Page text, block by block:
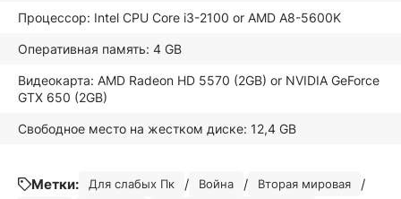
Процессор: Intel CPU Core i3-2100 or AMD A8-5600K
Оперативная память: 4 GB
Видеокарта: AMD Radeon HD 5570 (2GB) or NVIDIA GeForce
GTX 650 (2GB)
Свободное место на жестком диске: 12,4 GB
Метки: Для слабых Пк / Война / Вторая мировая /